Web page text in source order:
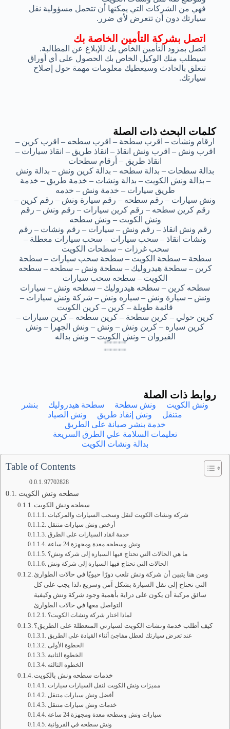
اتصل بشركة التأمين الخاصة بك
اتصل بمزود التأمين الخاص بك للإبلاغ عن المطالبة.
سيطلب منك الوكيل الخاص بك الحصول على أي أوراق
تتعلق بالحادث وسيعطيك معلومات مهمة حول إصلاح
سيارتك.
فهي من الشركات التي يمكنها أن تتحمل مسؤولية نقل
سيارتك دون أن تتعرض لأي ضرر.
كلمات البحث ذات الصلة
ارقام ونشات – اقرب سطحة – اقرب سطحه – اقرب كرين –
اقرب ونش – اقرب ونش انقاذ – انقاذ طريق – انقاذ سيارات –
انقاذ طريق – أرقام سطحات
بدالة سطحات – بدالة سطحه – بدالة كرين ونش – بدالة ونش
– بدالة ونش الكويت – بدالة ونشات – خدمة طريق – خدمة
طريق سيارات – خدمة ونش – خدمه
ونش سيارات – رقم سطحه – رقم سيارة ونش – رقم كرين –
رقم كرين سطحه – رقم كرين سيارات – رقم ونش – رقم
ونش الكويت – ونش سطحه
رقم ونش انقاذ – رقم ونش – سيارات – رقم ونشات – رقم
ونشات انقاذ – سحب سيارات – سحب سيارات معطلة –
سحب غرزات – سطحات الكويت
سطحة – سطحة الكويت – سطحة سحب سيارات – سطحة
كرين – سطحة هيدروليك – سطحة ونش – سطحه – سطحه
الكويت – سطحه سحب سيارات
سطحه كرين – سطحه هيدروليك – سطحه ونش – سيارات
ونش – سيارة ونش – سياره ونش – شركة ونش سيارات –
قائمة طويلة – كرين – كرين الكويت
كرين حولي – كرين سطحة – كرين سطحه – كرين سيارات –
كرين سياره – كرين ونش – ونش – ونش الجهرا – ونش
القيروان – ونش الكويت – ونش بداله
روابط ذات الصلة
ونش الكويت ونش سطحة سطحة هيدروليك
بنشر
متنقل
ونش إنقاذ طريق
ونش الصياد
خدمة بنشر صيانة على الطريق
تعليمات السلامة علي الطرق السريعة
بدالة ونشات الكويت
Table of Contents
97702828
سطحه ونش الكويت
سطحه ونش الكويت
شركة ونشات الكويت لنقل وسحب السيارات والمركبات
أرخص ونش سيارات متنقل
خدمة انقاذ السيارات على الطرق
ونش وسطحه معدة ومجهزة 24 ساعة
ما هي الحالات التي تحتاج فيها السيارة إلى شركة ونش؟
الحالات التي تحتاج فيها السيارة إلى شركة ونش
ومن هنا يتبين أن شركة ونش تلعب دورًا حيويًا في حالات الطوارئ
التي تحتاج إلى نقل السيارة بشكل آمن وسريع ،لذا يجب على كل
سائق مركبة أن يكون على دراية بأهمية وجود شركة ونش وكيفية
التواصل معها في حالات الطوارئ
لماذا اختار شركة ونشات الكويت؟
كيف أطلب خدمة ونشات الكويت لسيارتي المتعطلة على الطريق؟
عند تعرض سيارتك لعطل مفاجئ أثناء القيادة على الطريق
الخطوة الأولى
الخطوة الثانية
الخطوة الثالثة
خدمات سطحه ونش بالكويت
مميزات ونش الكويت لنقل السيارات سيارات
أفضل ونش سيارات متنقل
خدمات ونش سيارات متنقل
سيارات ونش وسطحه معدة ومجهزة 24 ساعة
ونش سطحه في الفروانية